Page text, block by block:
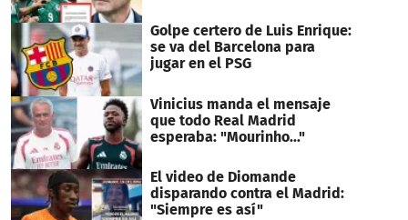
Golpe certero de Luis Enrique:
se va del Barcelona para
jugar en el PSG
Vinicius manda el mensaje
que todo Real Madrid
esperaba: "Mourinho..."
El video de Diomande
disparando contra el Madrid:
"Siempre es así"